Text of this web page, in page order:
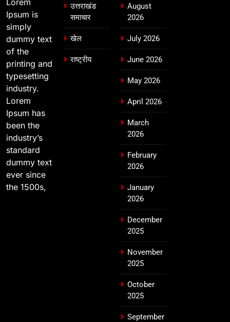
Ipsum is
simply
dummy text
of the
printing and
typesetting
industry.
Lorem
Ipsum has
been the
industry’s
standard
dummy text
ever since
the 1500s,
उत्तराखंड
समाचार
खेल
राष्ट्रीय
August
2026
July 2026
June 2026
May 2026
April 2026
March
2026
February
2026
January
2026
December
2025
November
2025
October
2025
September